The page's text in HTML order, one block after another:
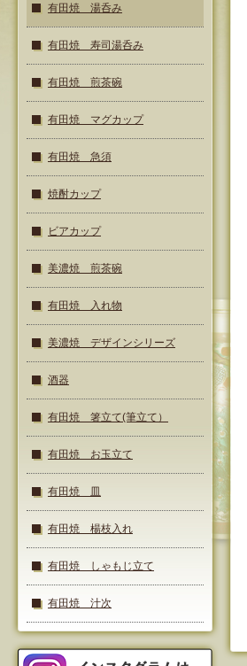
有田焼 湯呑み
有田焼 寿司湯呑み
有田焼 煎茶碗
有田焼 マグカップ
有田焼 急須
焼酎カップ
ビアカップ
美濃焼 煎茶碗
有田焼 入れ物
美濃焼 デザインシリーズ
酒器
有田焼 箸立て(筆立て）
有田焼 お玉立て
有田焼 皿
有田焼 楊枝入れ
有田焼 しゃもじ立て
有田焼 汁次